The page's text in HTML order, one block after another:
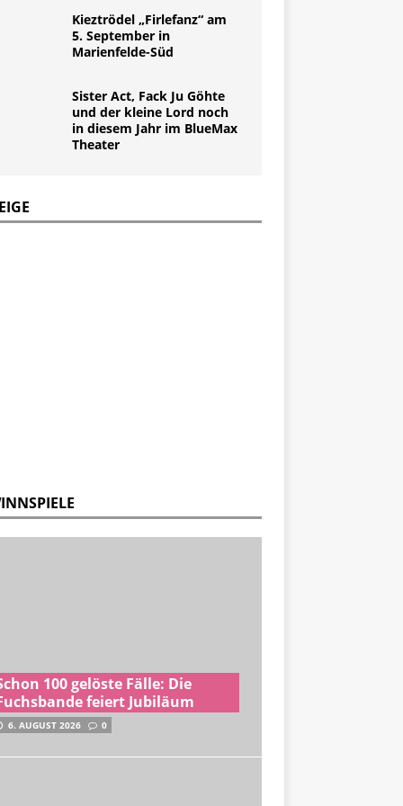
Kieztrödel „Firlefanz“ am
5. September in
Marienfelde-Süd
Sister Act, Fack Ju Göhte
und der kleine Lord noch
in diesem Jahr im BlueMax
Theater
100 gelöste Fälle: Die
feiert Jubiläum
6. AUGUST 2026 0